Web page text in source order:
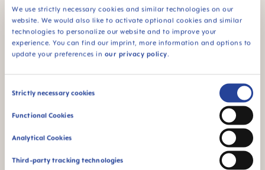
We use strictly necessary cookies and similar technologies on our
website. We would also like to activate optional cookies and similar
technologies to personalize our website and to improve your
experience. You can find our imprint, more information and options to
update your preferences in our privacy policy.
Consent
Strictly necessary cookies
Functional Cookies
Analytical Cookies
Third-party tracking technologies
MAM Original Schnuller 6+
€ 8,79
IN DEN WARENKORB
MAM Original Schnuller 0-2
IN DEN WARENKORB